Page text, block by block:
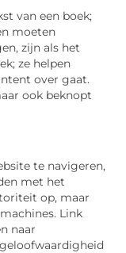
van een boek;
moeten
zijn als het
ze helpen
over gaat.
ook beknopt
te navigeren,
met het
op, maar
Link
naar